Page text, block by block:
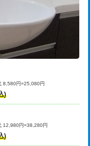
44,000円
55,000円
11,000円
22,000円
33,000円
8,580円=25,080円
)
12,980円=38,280円
)